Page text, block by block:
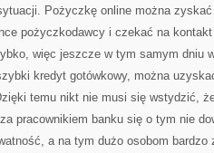
Pożyczkę online można
pożyczkodawcy i czekać na
więc jeszcze w tym samym dniu
kredyt gotówkowy, można
temu nikt nie musi się wstydzić,
pracownikiem banku się o tym nie
a na tym dużo osobom